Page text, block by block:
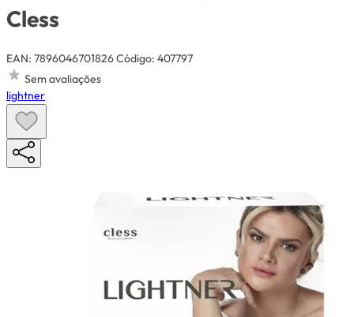
Cless
EAN: 7896046701826Código: 407797
Sem avaliações
lightner